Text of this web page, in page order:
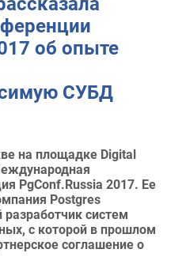
об опыте
СУБД
на площадке Digital
PgConf.Russia 2017. Ее
Postgres
разработчик систем
с которой в прошлом
соглашение о